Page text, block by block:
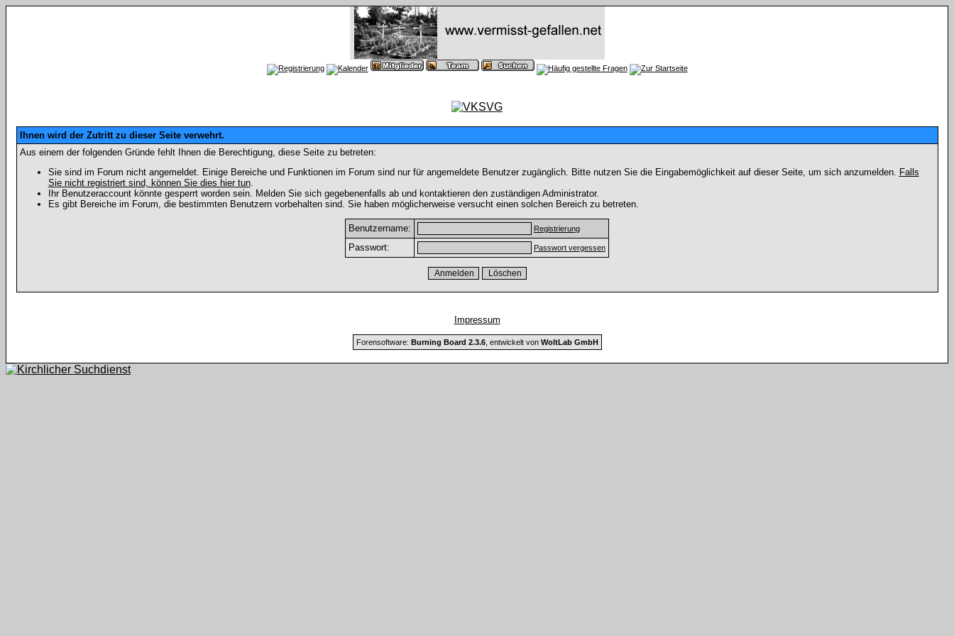
Ihnen wird der Zutritt zu dieser Seite verwehrt.
Aus einem der folgenden Gründe fehlt Ihnen die Berechtigung, diese Seite zu betreten:
Sie sind im Forum nicht angemeldet. Einige Bereiche und Funktionen im Forum sind nur für angemeldete Benutzer zugänglich. Bitte nutzen Sie die Eingabemöglichkeit auf dieser Seite, um sich anzumelden. Falls
Sie nicht registriert sind, können Sie dies hier tun.
Ihr Benutzeraccount könnte gesperrt worden sein. Melden Sie sich gegebenenfalls ab und kontaktieren den zuständigen Administrator.
Es gibt Bereiche im Forum, die bestimmten Benutzern vorbehalten sind. Sie haben möglicherweise versucht einen solchen Bereich zu betreten.
Benutzername: Registrierung
Passwort: Passwort vergessen
Impressum
Forensoftware: Burning Board 2.3.6, entwickelt von WoltLab GmbH